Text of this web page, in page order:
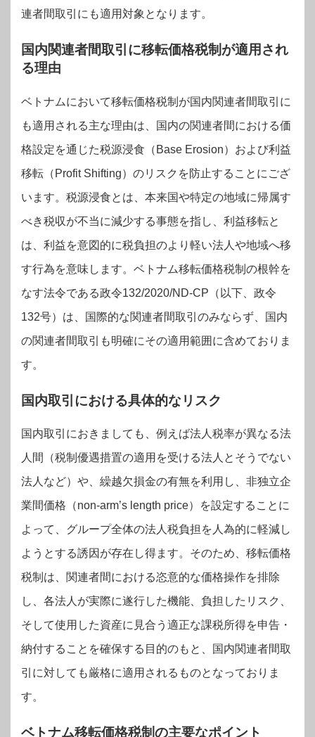
連者間取引にも適用対象となります。
国内関連者間取引に移転価格税制が適用され
る理由
ベトナムにおいて移転価格税制が国内関連者間取引に
も適用される主な理由は、国内の関連者間における価
格設定を通じた税源浸食（Base Erosion）および利益
移転（Profit Shifting）のリスクを防止することにござ
います。 税源浸食とは、本来国や特定の地域に帰属す
べき税収が不当に減少する事態を指し、利益移転と
は、利益を意図的に税負担のより軽い法人や地域へ移
す行為を意味します。 ベトナム移転価格税制の根幹を
なす法令である政令132/2020/ND-CP（以下、政令
132号）は、国際的な関連者間取引のみならず、国内
の関連者間取引も明確にその適用範囲に含めておりま
す。
国内取引における具体的なリスク
国内取引におきましても、例えば法人税率が異なる法
人間（税制優遇措置の適用を受ける法人とそうでない
法人など）や、繰越欠損金の有無を利用し、非独立企
業間価格（non-arm’s length price）を設定することに
よって、グループ全体の法人税負担を人為的に軽減し
ようとする誘因が存在し得ます。 そのため、移転価格
税制は、関連者間における恣意的な価格操作を排除
し、各法人が実際に遂行した機能、負担したリスク、
そして使用した資産に見合う適正な課税所得を申告・
納付することを確保する目的のもと、国内関連者間取
引に対しても厳格に適用されるものとなっておりま
す。
ベトナム移転価格税制の主要なポイント